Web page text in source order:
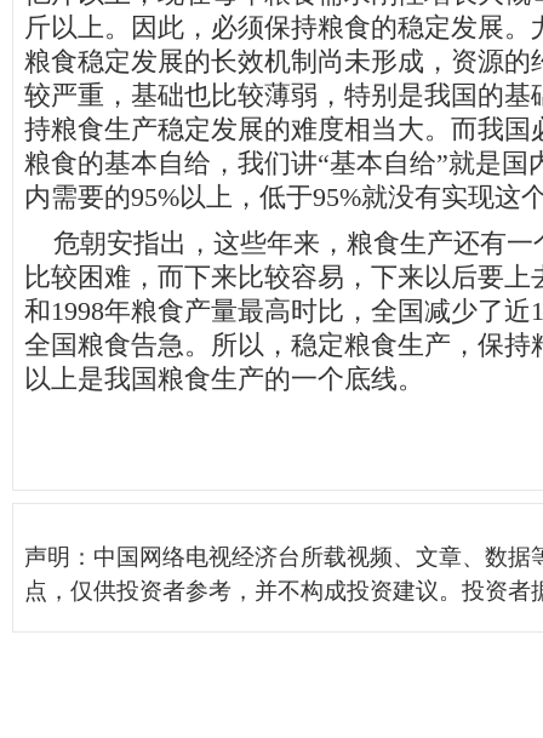
斤以上。因此，必须保持粮食的稳定发展。
粮食稳定发展的长效机制尚未形成，资源的
较严重，基础也比较薄弱，特别是我国的基
持粮食生产稳定发展的难度相当大。而我国
粮食的基本自给，我们讲“基本自给”就是国
内需要的95%以上，低于95%就没有实现这
危朝安指出，这些年来，粮食生产还有一
比较困难，而下来比较容易，下来以后要上
和1998年粮食产量最高时比，全国减少了近
全国粮食告急。所以，稳定粮食生产，保持
以上是我国粮食生产的一个底线。
声明：中国网络电视经济台所载视频、文章、数据
点，仅供投资者参考，并不构成投资建议。投资者